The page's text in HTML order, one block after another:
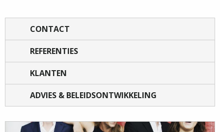
CONTACT
REFERENTIES
KLANTEN
ADVIES & BELEIDSONTWIKKELING